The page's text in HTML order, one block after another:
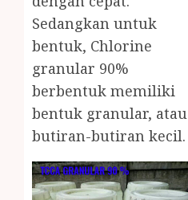
Sedangkan untuk
bentuk, Chlorine
granular 90%
berbentuk memiliki
bentuk granular, atau
butiran-butiran kecil.